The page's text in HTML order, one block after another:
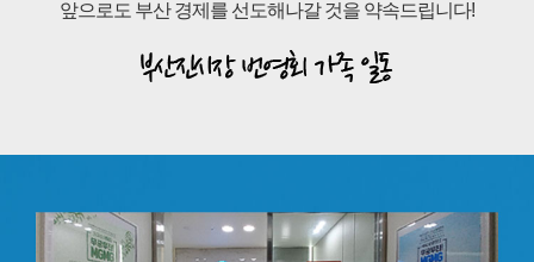
앞으로도 부산 경제를 선도해나갈 것을 약속드립니다!